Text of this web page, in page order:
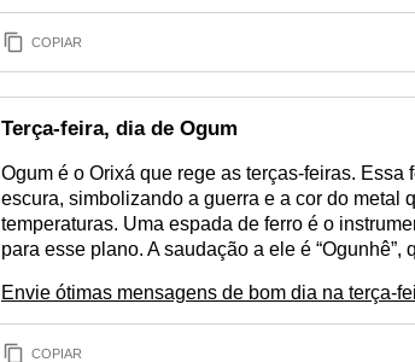
COPIAR
Terça-feira, dia de Ogum
Ogum é o Orixá que rege as terças-feiras. Essa
escura, simbolizando a guerra e a cor do metal
temperaturas. Uma espada de ferro é o
para esse plano. A saudação a ele é “Ogunhê”,
Envie ótimas mensagens de bom dia na terça-
COPIAR